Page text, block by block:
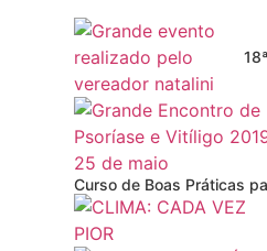
Curso de Boas Práticas